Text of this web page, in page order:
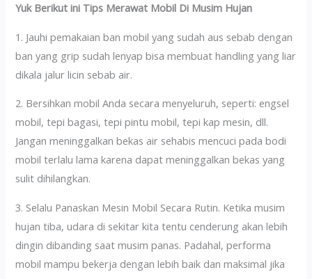
Yuk Berikut ini Tips Merawat Mobil Di Musim Hujan
1. Jauhi pemakaian ban mobil yang sudah aus sebab dengan
ban yang grip sudah lenyap bisa membuat handling yang liar
dikala jalur licin sebab air.
2. Bersihkan mobil Anda secara menyeluruh, seperti: engsel
mobil, tepi bagasi, tepi pintu mobil, tepi kap mesin, dll.
Jangan meninggalkan bekas air sehabis mencuci pada bodi
mobil terlalu lama karena dapat meninggalkan bekas yang
sulit dihilangkan.
3. Selalu Panaskan Mesin Mobil Secara Rutin. Ketika musim
hujan tiba, udara di sekitar kita tentu cenderung akan lebih
dingin dibanding saat musim panas. Padahal, performa
mobil mampu bekerja dengan lebih baik dan maksimal jika